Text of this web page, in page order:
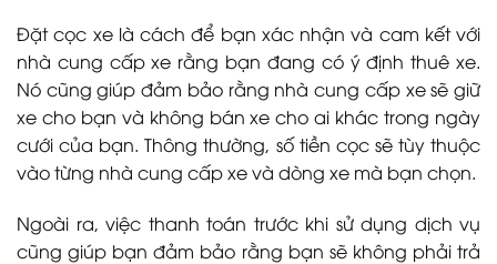
Đặt cọc xe là cách để bạn xác nhận và cam kết với
nhà cung cấp xe rằng bạn đang có ý định thuê xe.
Nó cũng giúp đảm bảo rằng nhà cung cấp xe sẽ giữ
xe cho bạn và không bán xe cho ai khác trong ngày
cưới của bạn. Thông thường, số tiền cọc sẽ tùy thuộc
vào từng nhà cung cấp xe và dòng xe mà bạn chọn.
Ngoài ra, việc thanh toán trước khi sử dụng dịch vụ
cũng giúp bạn đảm bảo rằng bạn sẽ không phải trả